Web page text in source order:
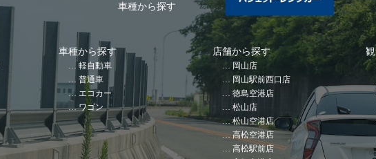
車種から探す
車種から探す
軽自動車
普通車
エコカー
ワゴン
店舗から探す
岡山店
岡山駅前西口店
徳島空港店
松山店
松山空港店
高松空港店
高松駅前店